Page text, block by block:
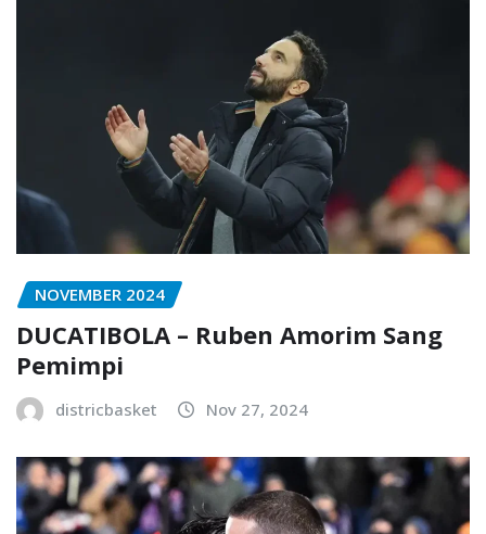
NOVEMBER 2024
DUCATIBOLA – Ruben Amorim Sang
Pemimpi
districbasket Nov 27, 2024